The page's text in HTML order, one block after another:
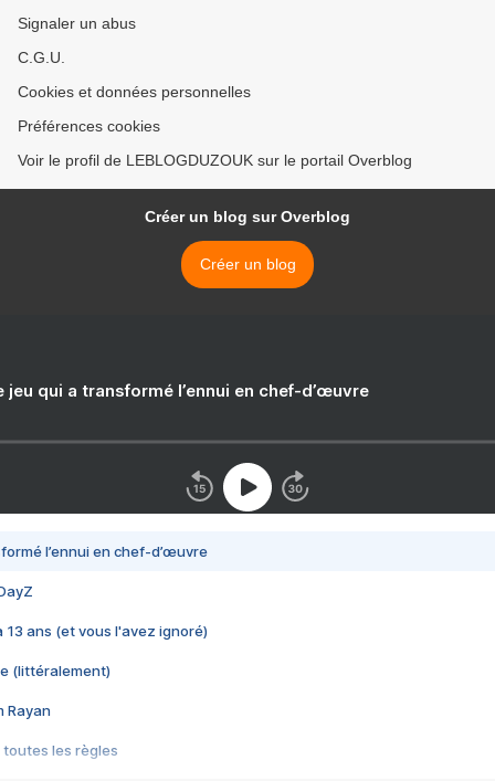
Signaler un abus
C.G.U.
Cookies et données personnelles
Préférences cookies
Voir le profil de LEBLOGDUZOUK sur le portail Overblog
Créer un blog sur Overblog
Créer un blog
jeu qui a transformé l’ennui en chef-d’œuvre
l’ennui en chef-d’œuvre
13 ans (et vous l'avez ignoré)
(littéralement)
Rayan
toutes les règles